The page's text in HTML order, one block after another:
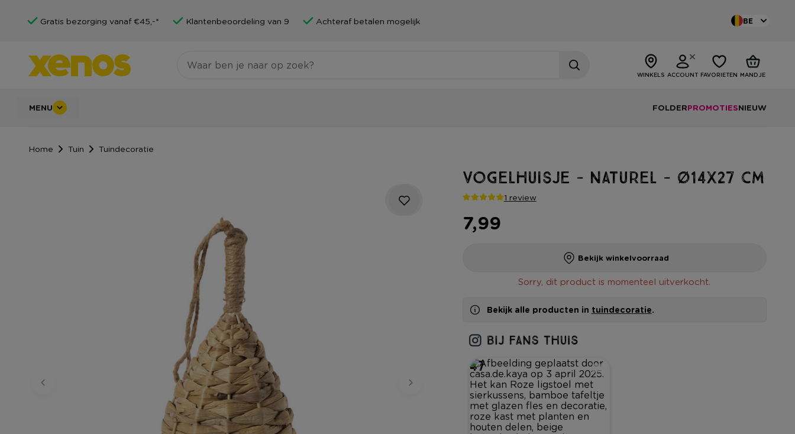
Gratis bezorging vanaf €45,-* Klantenbeoordeling van 9 Achteraf betalen mogelijk BE
WINKELS ACCOUNT FAVORIETEN MANDJE
MENU FOLDERPROMOTIESNIEUW
Home Tuin Tuindecoratie
Vogelhuisje - naturel - ø14x27 cm
1 review
7,99
Bekijk winkelvoorraad
Sorry, dit product is momenteel uitverkocht.
Bekijk alle producten in tuindecoratie.
47